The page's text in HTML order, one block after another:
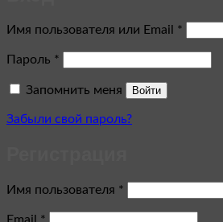
Имя пользователя или Email *
Пароль *
Запомнить меня Войти
Забыли свой пароль?
Имя пользователя *